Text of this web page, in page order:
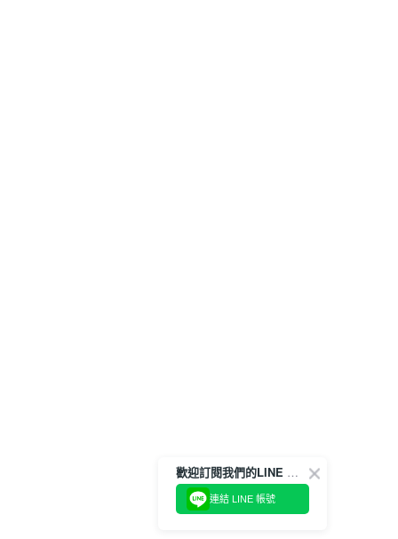
歡迎訂閱我們的LINE 官方帳號
連結 LINE 帳號